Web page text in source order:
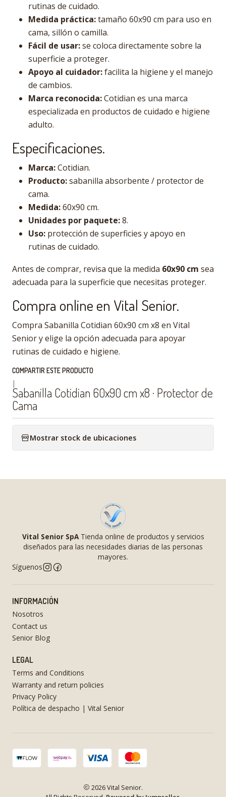
rutinas de cuidado.
Medida práctica:tamaño 60x90 cm para uso en
cama, sillón o camilla.
Fácil de usar:se coloca directamente sobre la
superficie a proteger.
Apoyo al cuidador:facilita la higiene y el manejo
de cambios.
Marca reconocida:Cotidian es una marca
especializada en productos de cuidado e higiene
adulto.
Especificaciones.
Marca:Cotidian.
Producto:sabanilla absorbente / protector de
cama.
Medida:60x90 cm.
Unidades por paquete:8.
Uso: protección de superficies y apoyo en
rutinas de cuidado.
Antes de comprar, revisa que la medida 60x90 cm sea
adecuada para la superficie que necesitas proteger.
Compra online en Vital Senior.
Compra Sabanilla Cotidian 60x90 cm x8 en Vital
Senior y elige la opción adecuada para apoyar
rutinas de cuidado e higiene.
COMPARTIR ESTE PRODUCTO
|
Sabanilla Cotidian 60x90 cm x8 · Protector de
Cama
Mostrar stock de ubicaciones
Vital Senior SpATienda online de productos y servicios
diseñados para las necesidades diarias de las personas
mayores.
Síguenos
INFORMACIÓN
Nosotros
Contact us
Senior Blog
LEGAL
Terms and Conditions
Warranty and return policies
Privacy Policy
Política de despacho | Vital Senior
2026 Vital Senior.